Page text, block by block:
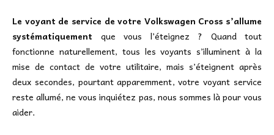
Le voyant de service de votre Volkswagen Cross s’allume
systématiquement que vous l’éteignez ? Quand tout
fonctionne naturellement, tous les voyants s’illuminent à la
mise de contact de votre utilitaire, mais s’éteignent après
deux secondes, pourtant apparemment, votre voyant service
reste allumé, ne vous inquiétez pas, nous sommes là pour vous
aider.